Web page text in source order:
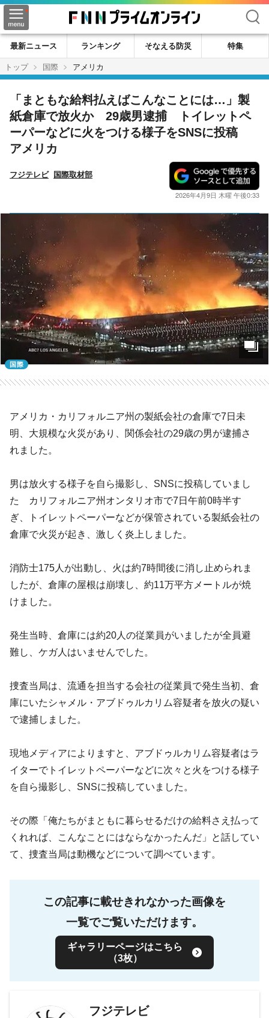
検索
最新ニュース ランキング そなえる防災
特集
トップ
国際 アメリカ
「まともな給料払えばこんなことには…」製
紙倉庫で放火か 29歳男逮捕 トイレットペ
ーパーなどに火をつける様子をSNSに投稿
アメリカ
フジテレビ 国際取材部
2026年4月9日 木曜 午後0:33
国際
アメリカ・カリフォルニア州の製紙会社の倉庫で7日未
明、大規模な火災があり、関係会社の29歳の男が逮捕さ
れました。
男は放火する様子を自ら撮影し、SNSに投稿していまし
た カリフォルニア州オンタリオ市で7日午前0時半す
ぎ、トイレットペーパーなどが保管されている製紙会社の
倉庫で火災が起き、激しく炎上しました。
消防士175人が出動し、火は約7時間後に消し止められま
したが、倉庫の屋根は崩壊し、約11万平方メートルが焼
けました。
発生当時、倉庫には約20人の従業員がいましたが全員避
難し、ケガ人はいませんでした。
捜査当局は、流通を担当する会社の従業員で発生当初、倉
庫にいたシャメル・アブドゥルカリム容疑者を放火の疑い
で逮捕しました。
現地メディアによりますと、アブドゥルカリム容疑者はラ
イターでトイレットペーパーなどに次々と火をつける様子
を自ら撮影し、SNSに投稿していました。
その際「俺たちがまともに暮らせるだけの給料さえ払って
くれれば、こんなことにはならなかったんだ」と話してい
て、捜査当局は動機などについて調べています。
この記事に載せきれなかった画像を
一覧でご覧いただけます。
ギャラリーページはこちら
（3枚）
フジテレビ